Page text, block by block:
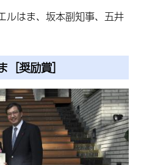
ルはま、坂本副知事、五井
奨励賞］